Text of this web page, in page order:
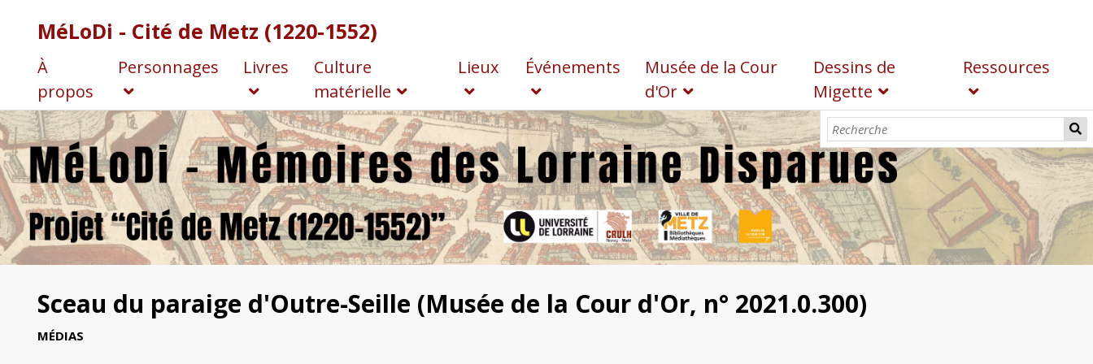
MéLoDi - Cité de Metz (1220-1552)
À
propos
Personnages Livres
Culture
matérielle
Lieux Événements
Musée de la Cour
d'Or
Dessins de
Migette
Ressources
Sceau du paraige d'Outre-Seille (Musée de la Cour d'Or, n° 2021.0.300)
MÉDIAS